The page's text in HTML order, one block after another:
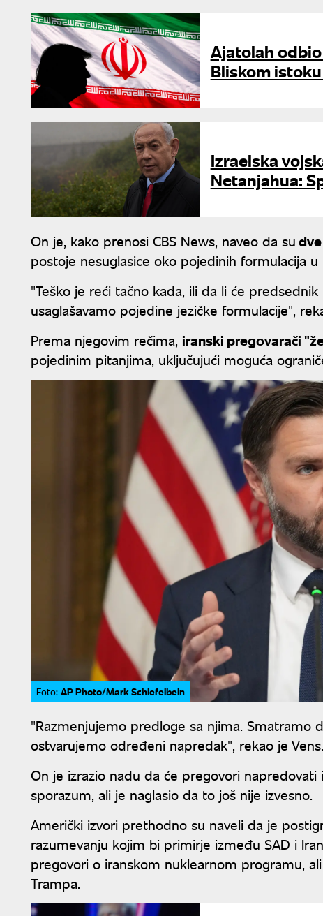
Ajatolah
Bliskom
Izraelska
Netanjahua:
On je, kako prenosi CBS News, naveo da su
postoje nesuglasice oko pojedinih formulacija
"Teško je reći tačno kada, ili da li će
usaglašavamo pojedine jezičke formulacije",
Prema njegovim rečima, iranski pregovarači
pojedinim pitanjima, uključujući moguća
Foto: AP Photo/Mark Schiefelbein
"Razmenjujemo predloge sa njima. Smatramo
ostvarujemo određeni napredak", rekao je Vens.
On je izrazio nadu da će pregovori napredovati
sporazum, ali je naglasio da to još nije izvesno.
Američki izvori prethodno su naveli da je
razumevanju kojim bi primirje između SAD i
pregovori o iranskom nuklearnom programu,
Trampa.